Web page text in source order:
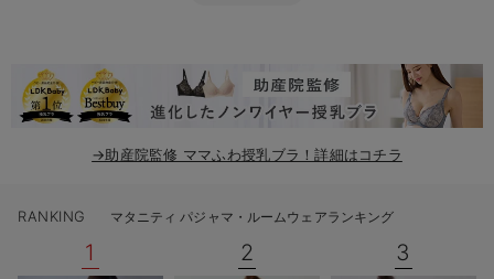
Gift Selection 出産祝い
ファルスカ
→助産院監修 ママふわ授乳ブラ！詳細はコチラ
RANKING マタニティ パジャマ・ルームウェアランキング
1 2 3